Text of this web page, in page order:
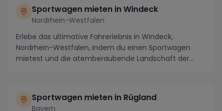
Sportwagen mieten in Windeck
Nordrhein-Westfalen
Erlebe das ultimative Fahrerlebnis in Windeck,
Nordrhein-Westfalen, indem du einen Sportwagen
mietest und die atemberaubende Landschaft der
Sportwagen mieten in Rügland
Bayern